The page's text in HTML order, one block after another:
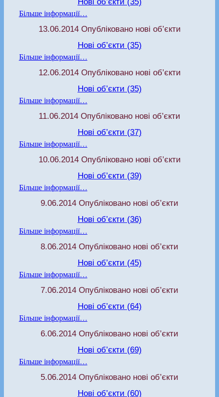
Більше інформації…
13.06.2014 Опубліковано нові об’єкти
Нові об’єкти (35)
Більше інформації…
12.06.2014 Опубліковано нові об’єкти
Нові об’єкти (35)
Більше інформації…
11.06.2014 Опубліковано нові об’єкти
Нові об’єкти (37)
Більше інформації…
10.06.2014 Опубліковано нові об’єкти
Нові об’єкти (39)
Більше інформації…
9.06.2014 Опубліковано нові об’єкти
Нові об’єкти (36)
Більше інформації…
8.06.2014 Опубліковано нові об’єкти
Нові об’єкти (45)
Більше інформації…
7.06.2014 Опубліковано нові об’єкти
Нові об’єкти (64)
Більше інформації…
6.06.2014 Опубліковано нові об’єкти
Нові об’єкти (69)
Більше інформації…
5.06.2014 Опубліковано нові об’єкти
Нові об’єкти (60)